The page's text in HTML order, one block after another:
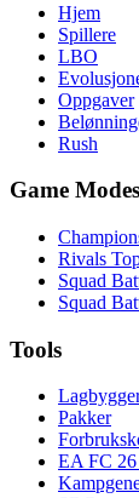
Hjem
Spillere
LBO
Oppgaver
Rush
Game Modes
Rivals
Squad
Squad
Tools
Pakker
EA FC 26